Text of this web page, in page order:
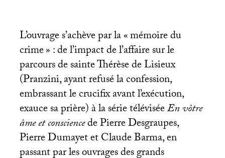
L’ouvrage s’achève par la «mémoire du
crime» : de l’impact de l’affaire sur le
parcours de sainte Thérèse de Lisieux
(Pranzini, ayant refusé la confession,
embrassant le crucifix avant l’exécution,
exauce sa prière) à la série téléviséeEn vôtre
âme et consciencede Pierre Desgraupes,
Pierre Dumayet et Claude Barma, en
passant par les ouvrages des grands